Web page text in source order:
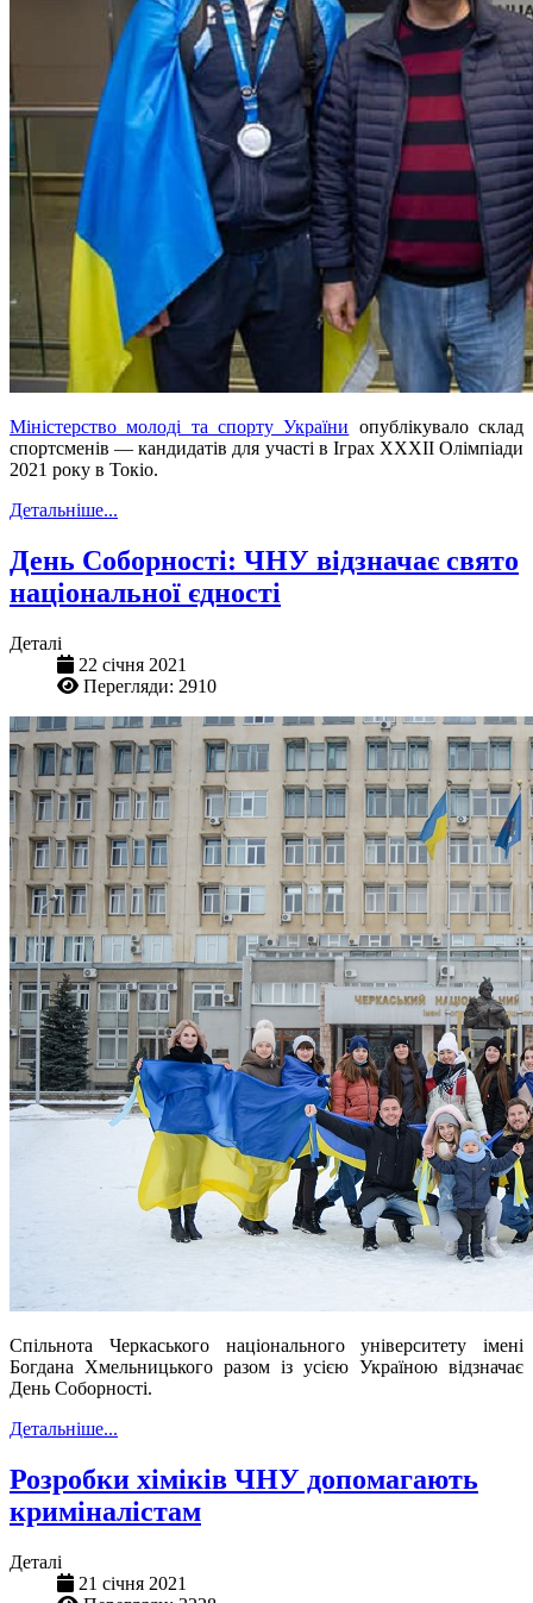
Міністерство молоді та спорту України опублікувало склад
спортсменів — кандидатів для участі в Іграх ХХХІІ Олімпіади
2021 року в Токіо.
Детальніше...
День Соборності: ЧНУ відзначає свято
національної єдності
Деталі
22 січня 2021
Перегляди: 2910
Спільнота Черкаського національного університету імені
Богдана Хмельницького разом із усією Україною відзначає
День Соборності.
Детальніше...
Розробки хіміків ЧНУ допомагають
криміналістам
Деталі
21 січня 2021